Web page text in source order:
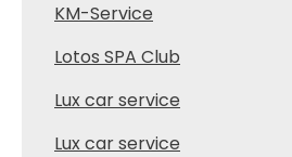
KM-Service
Lotos SPA Club
Lux car service
Lux car service